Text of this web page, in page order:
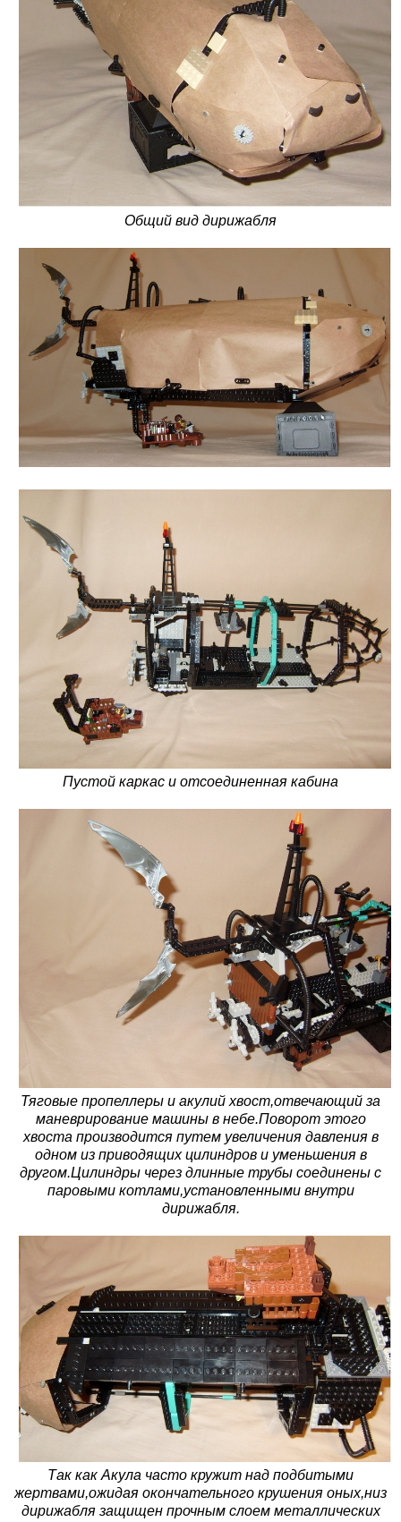
Общий вид дирижабля
Пустой каркас и отсоединенная кабина
Тяговые пропеллеры и акулий хвост,отвечающий за
маневрирование машины в небе.Поворот этого
хвоста производится путем увеличения давления в
одном из приводящих цилиндров и уменьшения в
другом.Цилиндры через длинные трубы соединены с
паровыми котлами,установленными внутри
дирижабля.
Так как Акула часто кружит над подбитыми
жертвами,ожидая окончательного крушения оных,низ
дирижабля защищен прочным слоем металлических